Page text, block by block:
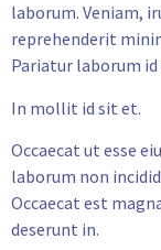
laborum. Veniam,
reprehenderit
Pariatur laborum
In mollit id sit et.
Occaecat ut esse
laborum non
Occaecat est
deserunt in.